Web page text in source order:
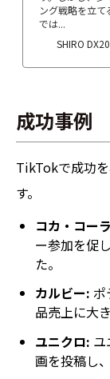
ング戦略を立
では...
SHIRO DX
成功事例
TikTokで成功
す。
コカ・コー
ー参加を促
た。
カルビー:
品売上に大
ユニクロ:
画を投稿し